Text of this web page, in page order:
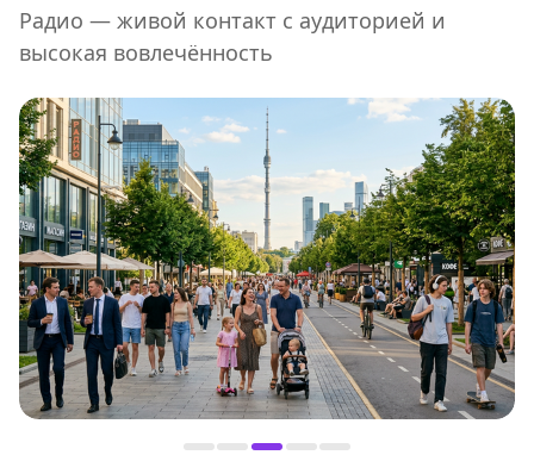
Радио — живой контакт с аудиторией и
высокая вовлечённость